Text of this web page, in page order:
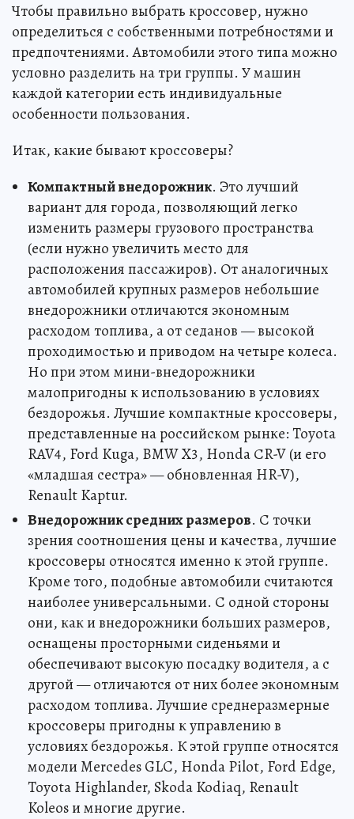
Чтобы правильно выбрать кроссовер, нужно
определиться с собственными потребностями и
предпочтениями. Автомобили этого типа можно
условно разделить на три группы. У машин
каждой категории есть индивидуальные
особенности пользования.
Итак, какие бывают кроссоверы?
Компактный внедорожник. Это лучший
вариант для города, позволяющий легко
изменить размеры грузового пространства
(если нужно увеличить место для
расположения пассажиров). От аналогичных
автомобилей крупных размеров небольшие
внедорожники отличаются экономным
расходом топлива, а от седанов — высокой
проходимостью и приводом на четыре колеса.
Но при этом мини-внедорожники
малопригодны к использованию в условиях
бездорожья. Лучшие компактные кроссоверы,
представленные на российском рынке: Toyota
RAV4, Ford Kuga, BMW X3, Honda СR-V (и его
«младшая сестра» — обновленная HR-V),
Renault Kaptur.
Внедорожник средних размеров. С точки
зрения соотношения цены и качества, лучшие
кроссоверы относятся именно к этой группе.
Кроме того, подобные автомобили считаются
наиболее универсальными. С одной стороны
они, как и внедорожники больших размеров,
оснащены просторными сиденьями и
обеспечивают высокую посадку водителя, а с
другой — отличаются от них более экономным
расходом топлива. Лучшие среднеразмерные
кроссоверы пригодны к управлению в
условиях бездорожья. К этой группе относятся
модели Mercedes GLC, Honda Pilot, Ford Edge,
Toyota Highlander, Skoda Kodiaq, Renault
Koleos и многие другие.